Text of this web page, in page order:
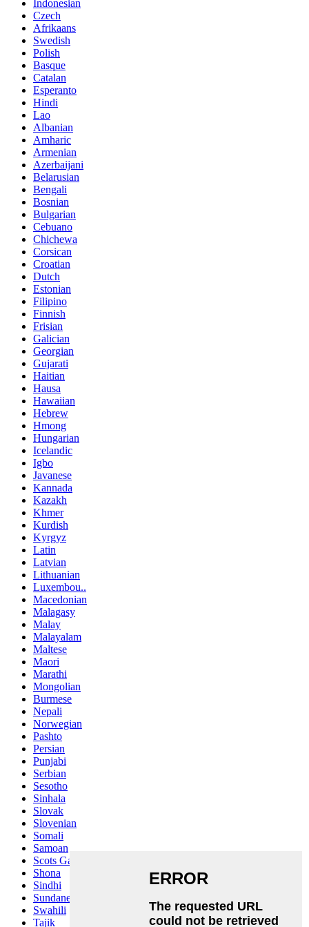
Indonesian
Czech
Afrikaans
Swedish
Polish
Basque
Catalan
Esperanto
Hindi
Lao
Albanian
Amharic
Armenian
Azerbaijani
Belarusian
Bengali
Bosnian
Bulgarian
Cebuano
Chichewa
Corsican
Croatian
Dutch
Estonian
Filipino
Finnish
Frisian
Galician
Georgian
Gujarati
Haitian
Hausa
Hawaiian
Hebrew
Hmong
Hungarian
Icelandic
Igbo
Javanese
Kannada
Kazakh
Khmer
Kurdish
Kyrgyz
Latin
Latvian
Lithuanian
Luxembou..
Macedonian
Malagasy
Malay
Malayalam
Maltese
Maori
Marathi
Mongolian
Burmese
Nepali
Norwegian
Pashto
Persian
Punjabi
Serbian
Sesotho
Sinhala
Slovak
Slovenian
Somali
Samoan
Scots Gaelic
Shona
Sindhi
Sundanese
Swahili
Tajik